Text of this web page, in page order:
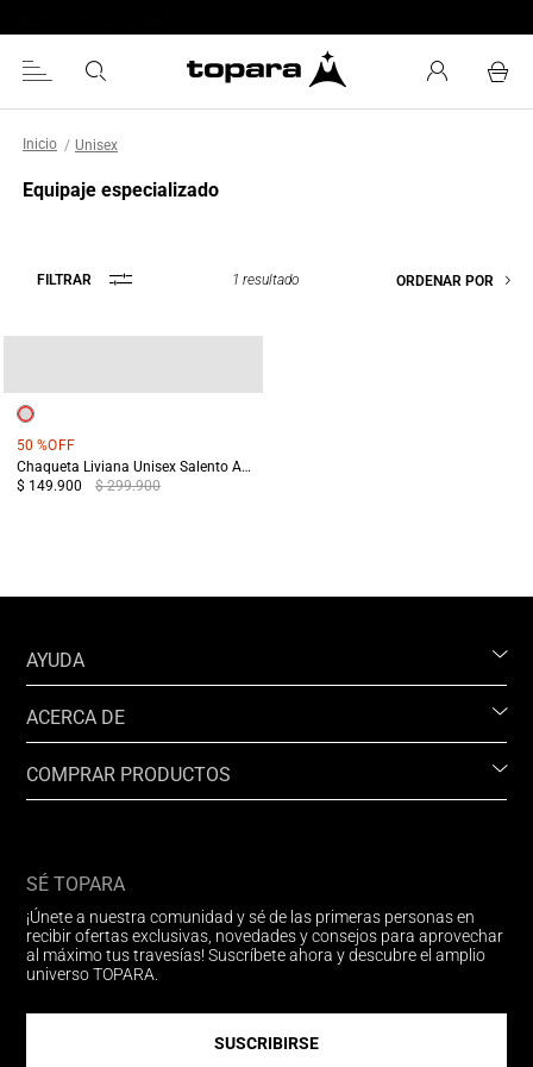
Unisex
Equipaje especializado
FILTRAR 1resultado ORDENAR POR
50 %OFF
Chaqueta Liviana Unisex Salento Amarillo
$ 149.900
$ 299.900
AYUDA
ACERCA DE
COMPRAR PRODUCTOS
SÉ TOPARA
¡Únete a nuestra comunidad y sé de las primeras personas en
recibir ofertas exclusivas, novedades y consejos para aprovechar
al máximo tus travesías! Suscríbete ahora y descubre el amplio
universo TOPARA.
SUSCRIBIRSE